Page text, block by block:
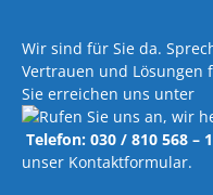
Wir sind für Sie da.
Vertrauen und Lösungen
Sie erreichen uns unter
Telefon: 030 / 810 568 –
unser Kontaktformular.